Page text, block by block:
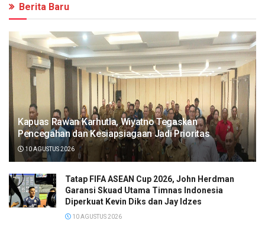
Berita Baru
Kapuas Rawan Karhutla, Wiyatno Tegaskan
Pencegahan dan Kesiapsiagaan Jadi Prioritas
10 AGUSTUS 2026
Tatap FIFA ASEAN Cup 2026, John Herdman
Garansi Skuad Utama Timnas Indonesia
Diperkuat Kevin Diks dan Jay Idzes
10 AGUSTUS 2026